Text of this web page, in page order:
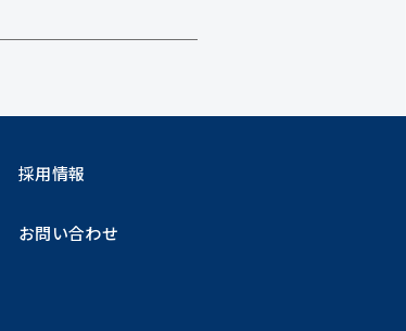
採用情報
お問い合わせ